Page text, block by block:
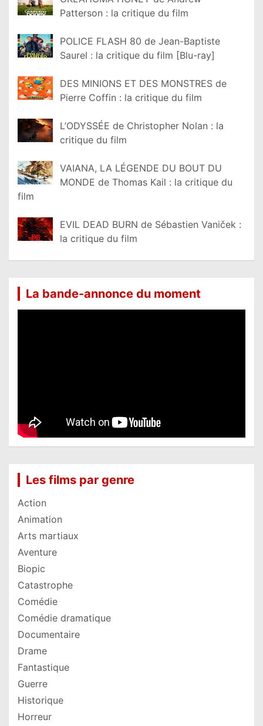
Patterson : la critique du film
POLICE FLASH 80 de Jean-Baptiste
Saurel : la critique du film [Blu-ray]
DES MINIONS ET DES MONSTRES de
Pierre Coffin : la critique du film
L’ODYSSÉE de Christopher Nolan : la
critique du film
VAIANA, LA LÉGENDE DU BOUT DU
MONDE de Thomas Kail : la critique du
film
EVIL DEAD BURN de Sébastien Vaniček :
la critique du film
La bande-annonce du moment
Les films par genre
Action
Animation
Arts martiaux
Aventure
Biopic
Catastrophe
Comédie
Comédie dramatique
Documentaire
Drame
Fantastique
Guerre
Historique
Horreur